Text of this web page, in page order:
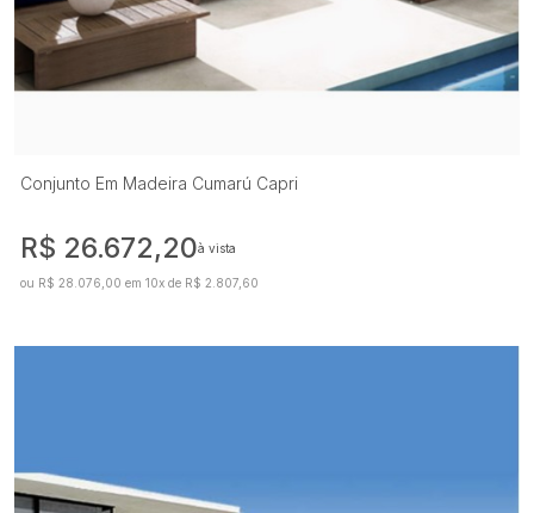
Conjunto Em Madeira Cumarú Capri
R$ 26.672,20à vista
ou R$ 28.076,00 em 10x de R$ 2.807,60